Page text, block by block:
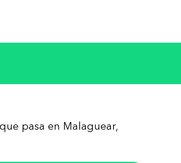
pasa en Malaguear,